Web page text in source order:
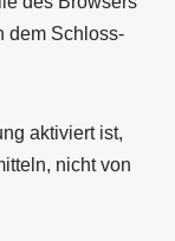
dem Schloss-
aktiviert ist,
nicht von